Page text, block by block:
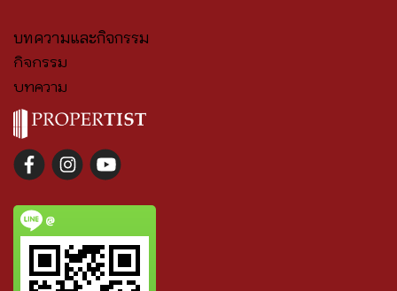
บทความและกิจกรรม
กิจกรรม
บทความ
@